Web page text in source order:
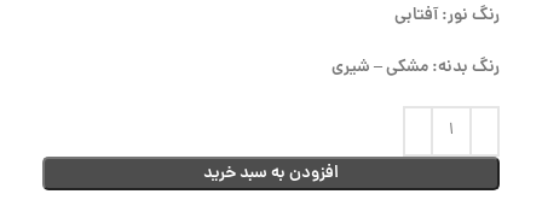
رنگ نور: آفتابی
رنگ بدنه: مشکی – شیری
افزودن به سبد خرید